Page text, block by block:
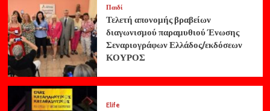
Παιδί
Τελετή απονομής βραβείων
διαγωνισμού παραμυθιού Ένωσης
Σεναριογράφων Ελλάδος/εκδόσεων
ΚΟΥΡΟΣ
Elife